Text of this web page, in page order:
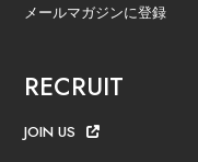
メールマガジンに登録
RECRUIT
JOIN US